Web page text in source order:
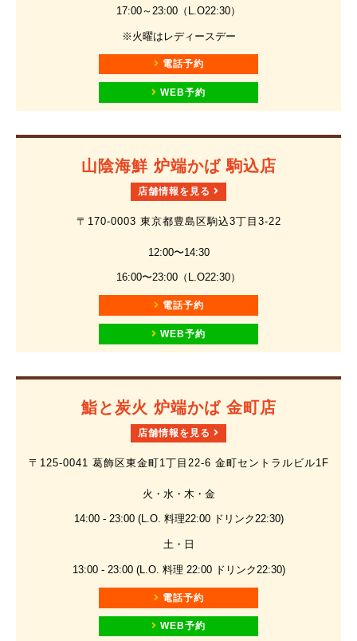
17:00～23:00（L.O22:30）
※火曜はレディースデー
電話予約
WEB予約
山陰海鮮 炉端かば 駒込店
店舗情報を見る
〒170-0003 東京都豊島区駒込3丁目3-22
12:00〜14:30
16:00〜23:00（L.O22:30）
電話予約
WEB予約
鮨と炭火 炉端かば 金町店
店舗情報を見る
〒125-0041 葛飾区東金町1丁目22-6 金町セントラルビル1F
火・水・木・金
14:00 - 23:00 (L.O. 料理22:00 ドリンク22:30)
土・日
13:00 - 23:00 (L.O. 料理 22:00 ドリンク22:30)
電話予約
WEB予約